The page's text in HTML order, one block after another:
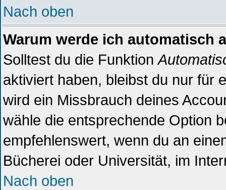
Nach oben
Warum werde ich automatisch
Solltest du die Funktion
aktiviert haben, bleibst du nur für
wird ein Missbrauch deines
wähle die entsprechende Option
empfehlenswert, wenn du an
Bücherei oder Universität, im
Nach oben